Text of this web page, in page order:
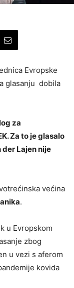
Evropske
glasanju dobila
za
Za to je glasalo
der Lajen nije
većina
.
u Evropskom
zbog
u vezi s aferom
kovida